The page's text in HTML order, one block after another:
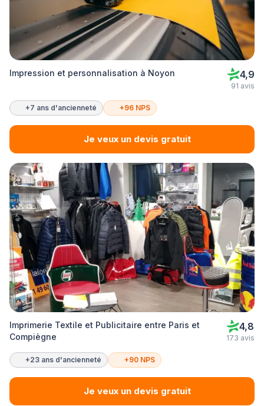
Impression et personnalisation à Noyon 4,9
91 avis
+7 ans d'ancienneté +96 NPS
Je veux un devis gratuit
Imprimerie Textile et Publicitaire entre Paris et
Compiègne
4,8
173 avis
+23 ans d'ancienneté +90 NPS
Je veux un devis gratuit